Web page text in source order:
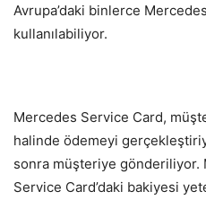
Avrupa’daki binlerce
kullanılabiliyor.
Mercedes Service Card,
halinde ödemeyi
sonra müşteriye gönderiliyor.
Service Card’daki bakiyesi